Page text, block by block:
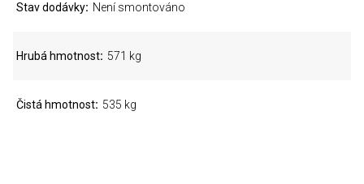
Stav dodávky Není smontováno
Hrubá hmotnost 571 kg
Čistá hmotnost 535 kg